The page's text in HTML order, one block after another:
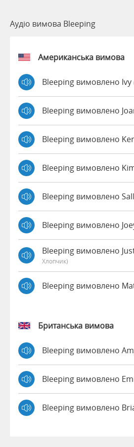
Аудіо вимова Bleeping
Американська вимова
Bleeping вимовлено Ivy
Bleeping вимовлено
Bleeping вимовлено
Bleeping вимовлено
Bleeping вимовлено
Bleeping вимовлено
Bleeping вимовлено
Хлопчик)
Bleeping вимовлено
Британська вимова
Bleeping вимовлено
Bleeping вимовлено
Bleeping вимовлено